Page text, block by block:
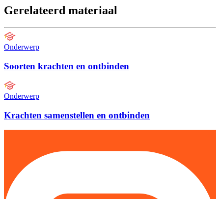
Gerelateerd materiaal
Onderwerp
Soorten krachten en ontbinden
Onderwerp
Krachten samenstellen en ontbinden